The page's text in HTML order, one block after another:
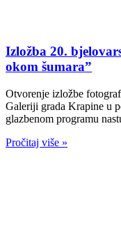
Izložba 20.
okom šumara”
Otvorenje izložbe
Galeriji grada Krapine u
glazbenom programu
Pročitaj više »